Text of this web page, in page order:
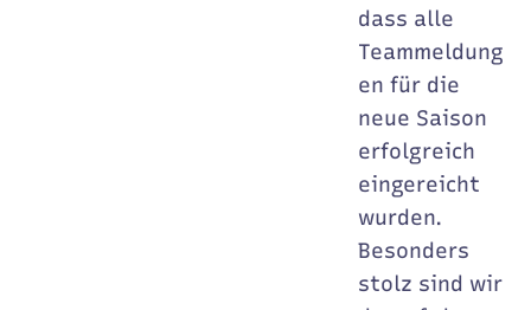
dass alle
Teammeldung
en für die
neue Saison
erfolgreich
eingereicht
wurden.
Besonders
stolz sind wir